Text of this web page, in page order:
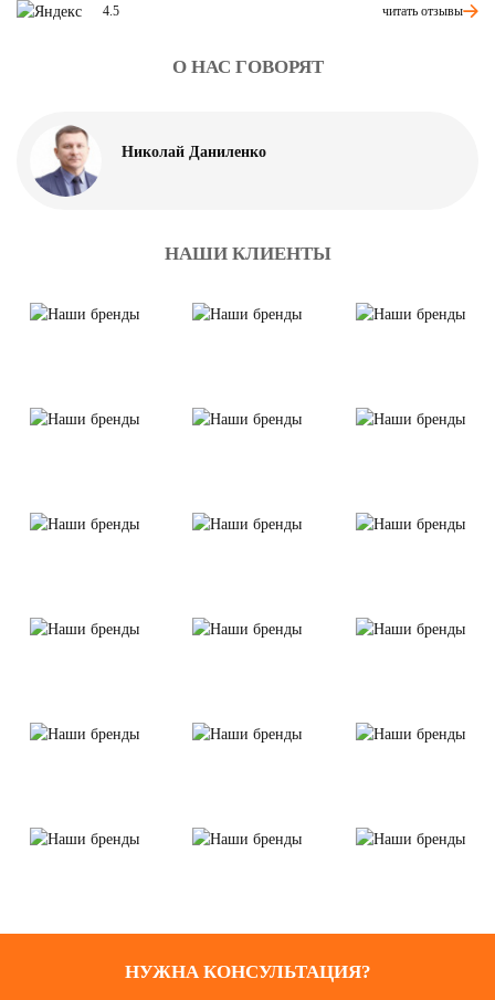
4.5 читать отзывы
О НАС ГОВОРЯТ
Николай Даниленко
НАШИ КЛИЕНТЫ
НУЖНА КОНСУЛЬТАЦИЯ?